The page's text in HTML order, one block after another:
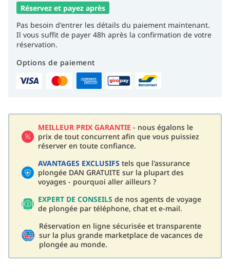
Réservez et payez après
Pas besoin d'entrer les détails du paiement maintenant.
Il vous suffit de payer 48h après la confirmation de votre
réservation.
Options de paiement
MEILLEUR PRIX GARANTIE - nous égalons le
prix de tout concurrent afin que vous puissiez
réserver en toute confiance.
AVANTAGES EXCLUSIFS tels que l'assurance
plongée DAN GRATUITE sur la plupart des
voyages - pourquoi aller ailleurs ?
EXPERT DE CONSEILS de nos agents de voyage
de plongée par téléphone, chat et e-mail.
Réservation en ligne sécurisée et transparente
sur la plus grande marketplace de vacances de
plongée au monde.